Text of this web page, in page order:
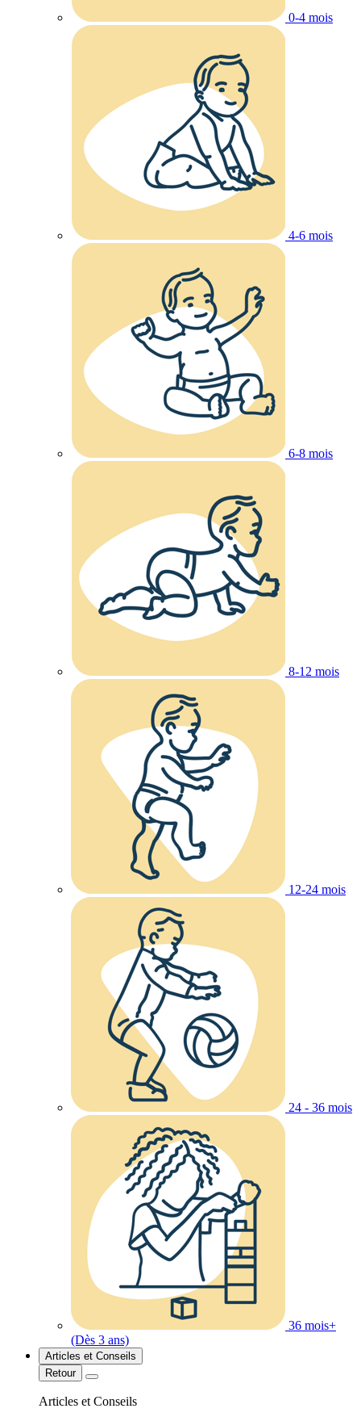
0-4 mois
4-6 mois
6-8 mois
8-12 mois
12-24 mois
24 - 36 mois
36 mois+
(Dès 3 ans)
Articles et Conseils
Retour
Articles et Conseils